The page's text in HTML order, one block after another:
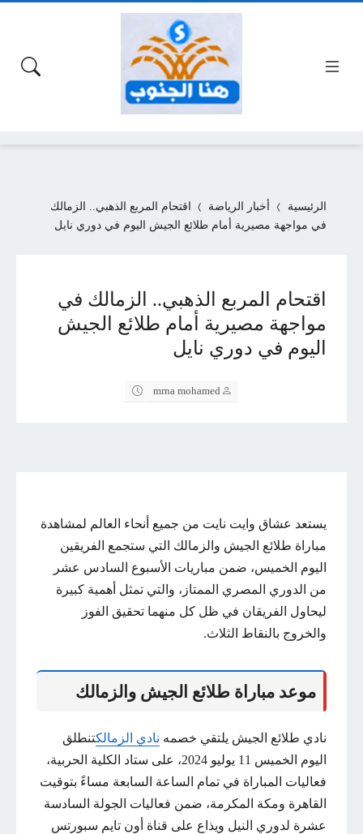
الرئيسية أخبار الرياضة
اقتحام المربع الذهبي.. الزمالك
في مواجهة مصيرية أمام طلائع الجيش اليوم في دوري نايل
اقتحام المربع الذهبي.. الزمالك في
مواجهة مصيرية أمام طلائع الجيش
اليوم في دوري نايل
mrna mohamed
يستعد عشاق وايت نايت من جميع أنحاء العالم لمشاهدة
مباراة طلائع الجيش والزمالك التي ستجمع الفريقين
اليوم الخميس، ضمن مباريات الأسبوع السادس عشر
من الدوري المصري الممتاز، والتي تمثل أهمية كبيرة
ليحاول الفريقان في ظل كل منهما تحقيق الفوز
والخروج بالنقاط الثلاث.
موعد مباراة طلائع الجيش والزمالك
نادي طلائع الجيش يلتقي خصمه نادي الزمالكتنطلق
اليوم الخميس 11 يوليو 2024، على ستاد الكلية الحربية،
فعاليات المباراة في تمام الساعة السابعة مساءً بتوقيت
القاهرة ومكة المكرمة، ضمن فعاليات الجولة السادسة
عشرة لدوري النيل ويذاع على قناة أون تايم سبورتس